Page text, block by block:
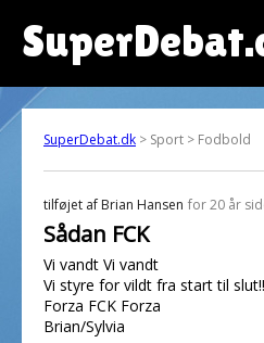
SuperDebat.dk > Sport > Fodbold
tilføjet af Brian Hansen for 20 år
Sådan FCK
Vi vandt Vi vandt
Vi styre for vildt fra start til
Forza FCK Forza
Brian/Sylvia